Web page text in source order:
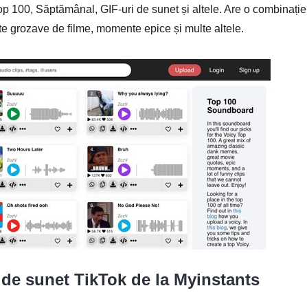
100, Săptămânal, GIF-uri de sunet și altele. Are o combinație
grozave de filme, momente epice și multe altele.
sunet TikTok de la Myinstants